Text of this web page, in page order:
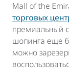
Mall of the
торговых
премиальный
шопинга еще
можно